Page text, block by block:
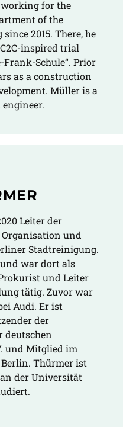
for the
of the
2015. There, he
inspired trial
Frank-Schule“. Prior
as a construction
Müller is a
Leiter der
Organisation und
Stadtreinigung.
und war dort als
und Leiter
tätig. Zuvor war
Audi. Er ist
der
deutschen
und Mitglied im
Thürmer ist
der Universität